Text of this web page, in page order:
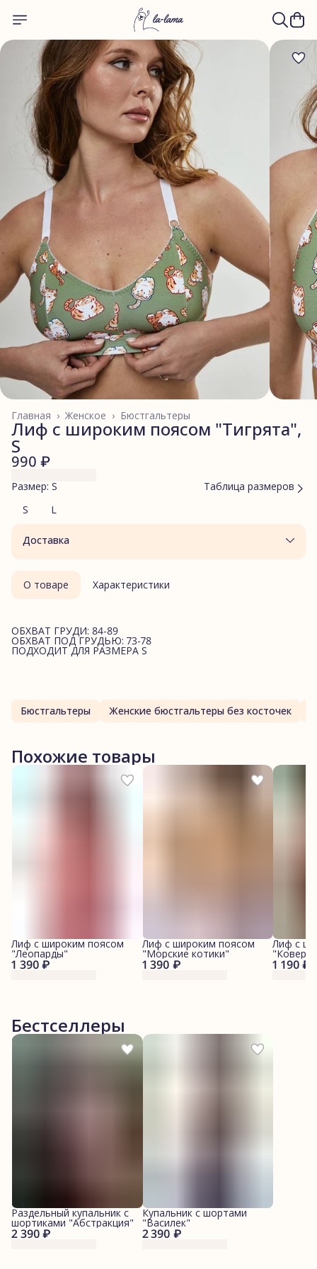
Бюстгальтеры
Женское ›
Главная ›
Лиф с широким поясом "Тигрята",
S
990 ₽
Размер: S
Таблица размеров
S
L
Доставка
О товаре Характеристики
ОБХВАТ ГРУДИ: 84-89
ОБХВАТ ПОД ГРУДЬЮ: 73-78
ПОДХОДИТ ДЛЯ РАЗМЕРА S
Бюстгальтеры Женские бюстгальтеры без косточек
Похожие товары
1 390 ₽
Лиф с широким поясом
"Леопарды"
1 390 ₽
Лиф с широким поясом
"Морские котики"
1 190 ₽
Лиф с
"Ковер"
Бестселлеры
2 390 ₽
Раздельный купальник с
шортиками "Абстракция"
2 390 ₽
Купальник с шортами
"Василек"